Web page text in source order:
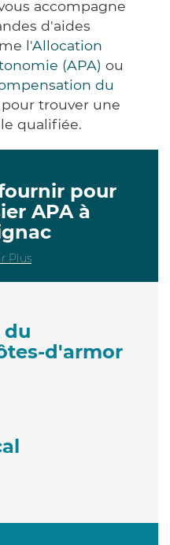
accompagne
d'aides
l'Allocation
(APA) ou
du
trouver une
qualifiée.
pour
APA à
Plus
du
d'armor